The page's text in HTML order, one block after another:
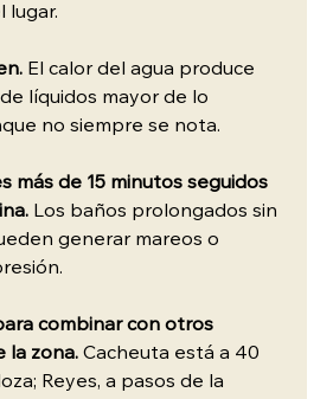
lugar.
El calor del agua produce
líquidos mayor de lo
no siempre se nota.
más de 15 minutos seguidos
Los baños prolongados sin
generar mareos o
combinar con otros
la zona. Cacheuta está a 40
Reyes, a pasos de la